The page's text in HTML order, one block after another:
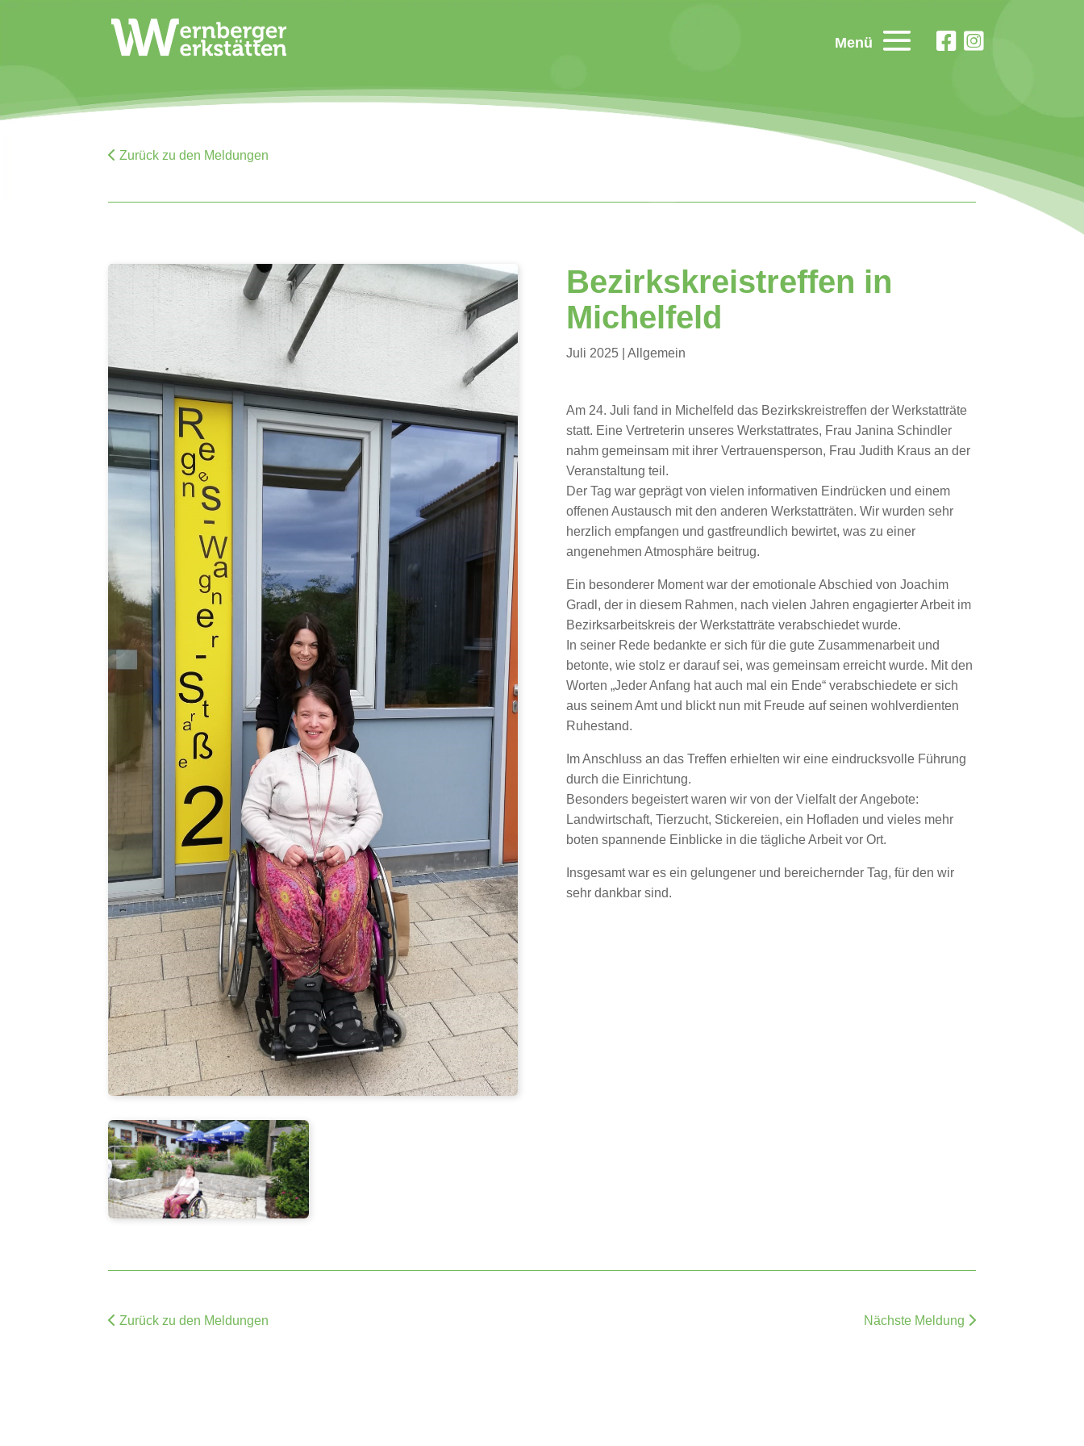
Menü
Zurück zu den Meldungen
Bezirkskreistreffen in
Michelfeld
Juli 2025| Allgemein
Am 24. Juli fand in Michelfeld das Bezirkskreistreffen der Werkstatträte
statt. Eine Vertreterin unseres Werkstattrates, Frau Janina Schindler
nahm gemeinsam mit ihrer Vertrauensperson, Frau Judith Kraus an der
Veranstaltung teil.
Der Tag war geprägt von vielen informativen Eindrücken und einem
offenen Austausch mit den anderen Werkstatträten. Wir wurden sehr
herzlich empfangen und gastfreundlich bewirtet, was zu einer
angenehmen Atmosphäre beitrug.
Ein besonderer Moment war der emotionale Abschied von Joachim
Gradl, der in diesem Rahmen, nach vielen Jahren engagierter Arbeit im
Bezirksarbeitskreis der Werkstatträte verabschiedet wurde.
In seiner Rede bedankte er sich für die gute Zusammenarbeit und
betonte, wie stolz er darauf sei, was gemeinsam erreicht wurde. Mit den
Worten „Jeder Anfang hat auch mal ein Ende“ verabschiedete er sich
aus seinem Amt und blickt nun mit Freude auf seinen wohlverdienten
Ruhestand.
Im Anschluss an das Treffen erhielten wir eine eindrucksvolle Führung
durch die Einrichtung.
Besonders begeistert waren wir von der Vielfalt der Angebote:
Landwirtschaft, Tierzucht, Stickereien, ein Hofladen und vieles mehr
boten spannende Einblicke in die tägliche Arbeit vor Ort.
Insgesamt war es ein gelungener und bereichernder Tag, für den wir
sehr dankbar sind.
Zurück zu den Meldungen Nächste Meldung